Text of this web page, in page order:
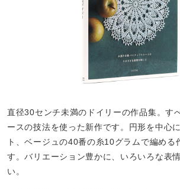
直径30センチ未満のドイリーの作品集。す
ースの技法を使った新作です。円形を中心
ト、ベージュの40番の糸10グラムで編める
す。バリエーション豊かに、いろいろな表
い。